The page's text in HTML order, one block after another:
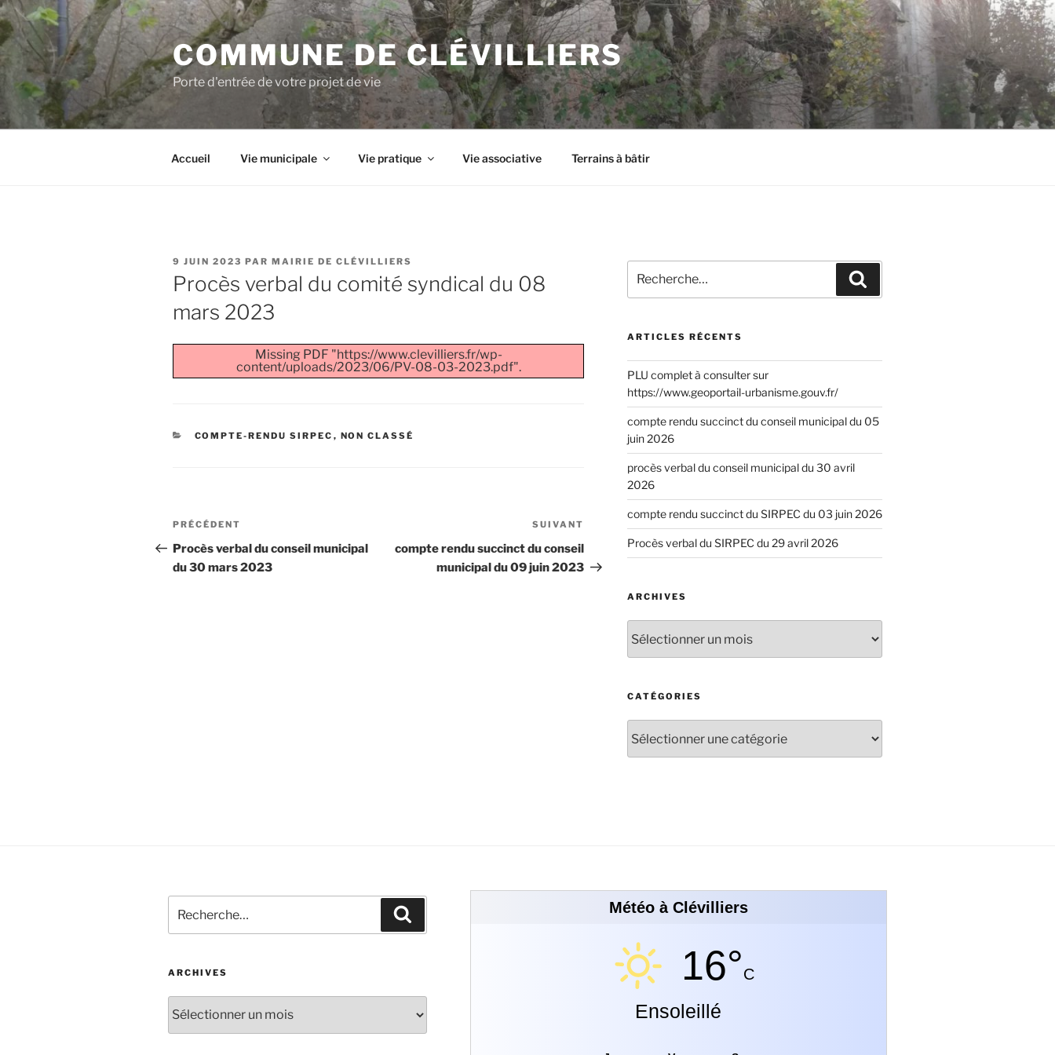
COMMUNE DE CLÉVILLIERS
Porte d'entrée de votre projet de vie
Accueil Vie municipale Vie pratique Vie associative Terrains à bâtir
9 JUIN 2023 PAR MAIRIE DE CLÉVILLIERS
Procès verbal du comité syndical du 08
mars 2023
Missing PDF "https://www.clevilliers.fr/wp-
content/uploads/2023/06/PV-08-03-2023.pdf".
COMPTE-RENDU SIRPEC , NON CLASSÉ
PRÉCÉDENT
Procès verbal du conseil municipal
du 30 mars 2023
SUIVANT
compte rendu succinct du conseil
municipal du 09 juin 2023
ARTICLES RÉCENTS
PLU complet à consulter sur
https://www.geoportail-urbanisme.gouv.fr/
compte rendu succinct du conseil municipal du 05
juin 2026
procès verbal du conseil municipal du 30 avril
2026
compte rendu succinct du SIRPEC du 03 juin 2026
Procès verbal du SIRPEC du 29 avril 2026
ARCHIVES
CATÉGORIES
ARCHIVES
Météo à Clévilliers
16°C
Ensoleillé